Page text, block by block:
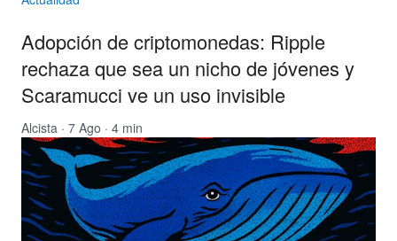
Adopción de criptomonedas: Ripple
rechaza que sea un nicho de jóvenes y
Scaramucci ve un uso invisible
Alcista · 7 Ago · 4 min